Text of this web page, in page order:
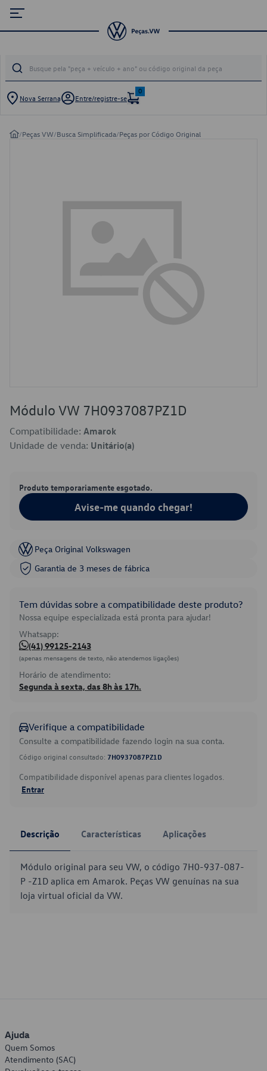
Nova Serrana Entre/registre-se
0
/Peças VW/Busca Simplificada/Peças por Código Original
Módulo VW 7H0937087PZ1D
Compatibilidade: Amarok
Unidade de venda: Unitário(a)
Produto temporariamente esgotado.
Avise-me quando chegar!
Peça Original Volkswagen
Garantia de 3 meses de fábrica
Tem dúvidas sobre a compatibilidade deste produto?
Nossa equipe especializada está pronta para ajudar!
Whatsapp:
(41) 99125-2143
(apenas mensagens de texto, não atendemos ligações)
Horário de atendimento:
Segunda à sexta, das 8h às 17h.
Verifique a compatibilidade
Consulte a compatibilidade fazendo login na sua conta.
Código original consultado: 7H0937087PZ1D
Compatibilidade disponível apenas para clientes logados.
Entrar
Descrição Características Aplicações
Módulo original para seu VW, o código 7H0-937-087-
P -Z1D aplica em Amarok. Peças VW genuínas na sua
loja virtual oficial da VW.
Ajuda
Quem Somos
Atendimento (SAC)